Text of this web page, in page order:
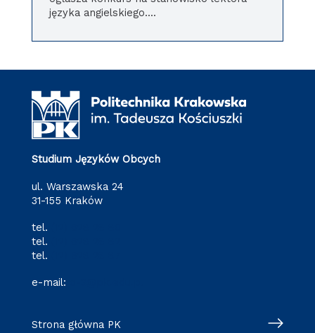
języka angielskiego....
Studium Języków Obcych
ul. Warszawska 24
31-155 Kraków
tel.
tel.
tel.
e-mail:
Strona główna PK